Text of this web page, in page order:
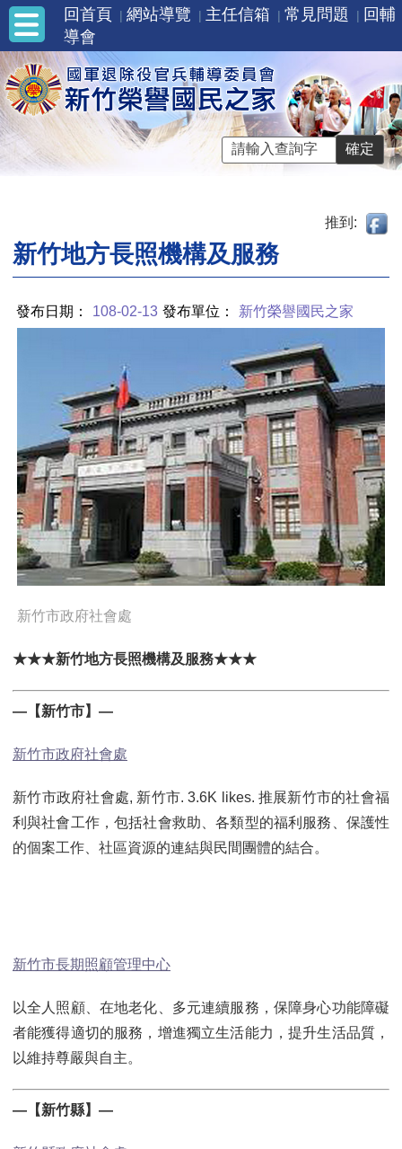
回首頁 網站導覽 主任信箱 常見問題
回輔
導會
推到:
新竹地方長照機構及服務
發布日期： 108-02-13 發布單位： 新竹榮譽國民之家
新竹市政府社會處
★★★新竹地方長照機構及服務★★★
—【新竹市】—
新竹市政府社會處
新竹市政府社會處, 新竹市. 3.6K likes. 推展新竹市的社會福
利與社會工作，包括社會救助、各類型的福利服務、保護性
的個案工作、社區資源的連結與民間團體的結合。
新竹市長期照顧管理中心
以全人照顧、在地老化、多元連續服務，保障身心功能障礙
者能獲得適切的服務，增進獨立生活能力，提升生活品質，
以維持尊嚴與自主。
—【新竹縣】—